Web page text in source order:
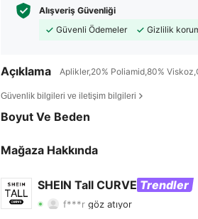
Alışveriş Güvenliği
Güvenli Ödemeler
Gizlilik
Açıklama Aplikler,20% Poliamid,80%
Güvenlik bilgileri ve iletişim bilgileri
Boyut Ve Beden
Mağaza Hakkında
SHEIN Tall CURVE Trendler
4,73 Derecelendirme